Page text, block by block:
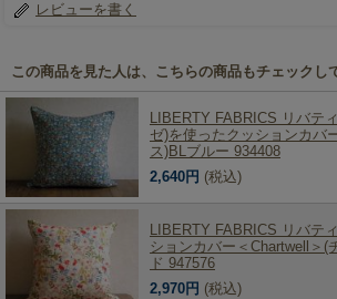
レビューを書く
この商品を見た人は、こちらの商品もチェックし
LIBERTY FABRICS リバテ
ゼ)を使ったクッションカバ
ス)BLブルー 934408
2,640円 (税込)
LIBERTY FABRICS リバテ
ションカバー＜Chartwell＞(
ド 947576
2,970円 (税込)